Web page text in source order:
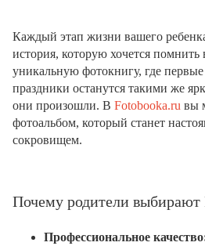
Каждый этап жизни вашего
история, которую хочется помнить
уникальную фотокнигу, где
праздники останутся такими же
они произошли. В Fotobooka.ru вы
фотоальбом, который станет
сокровищем.
Почему родители выбирают
Профессиональное